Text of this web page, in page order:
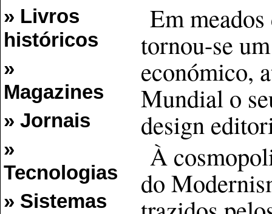
» Livros
históricos
»
Magazines
» Jornais
»
Tecnologias
» Sistemas
Em
tornou-se
económico,
Mundial o
design
À
do